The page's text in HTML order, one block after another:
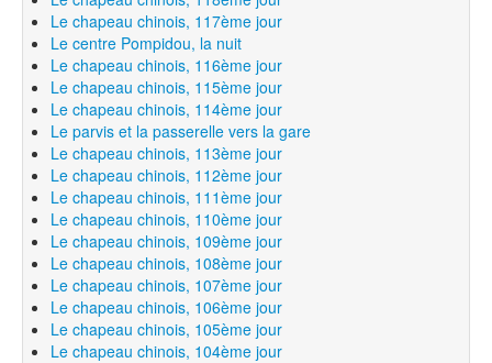
Le chapeau chinois, 117ème jour
Le centre Pompidou, la nuit
Le chapeau chinois, 116ème jour
Le chapeau chinois, 115ème jour
Le chapeau chinois, 114ème jour
Le parvis et la passerelle vers la gare
Le chapeau chinois, 113ème jour
Le chapeau chinois, 112ème jour
Le chapeau chinois, 111ème jour
Le chapeau chinois, 110ème jour
Le chapeau chinois, 109ème jour
Le chapeau chinois, 108ème jour
Le chapeau chinois, 107ème jour
Le chapeau chinois, 106ème jour
Le chapeau chinois, 105ème jour
Le chapeau chinois, 104ème jour